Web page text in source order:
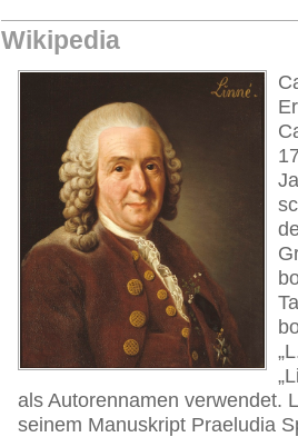
Wikipedia
als Autorennamen verwendet.
seinem Manuskript Praeludia